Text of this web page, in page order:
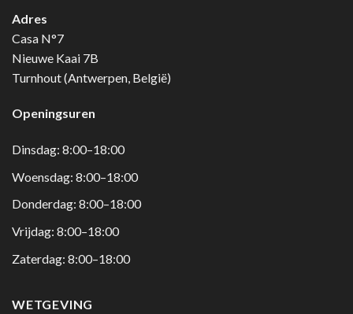
Adres
Casa N°7
Nieuwe Kaai 7B
Turnhout (Antwerpen, België)
Openingsuren
Dinsdag: 8:00–18:00
Woensdag: 8:00–18:00
Donderdag: 8:00–18:00
Vrijdag: 8:00–18:00
Zaterdag: 8:00–18:00
WETGEVING